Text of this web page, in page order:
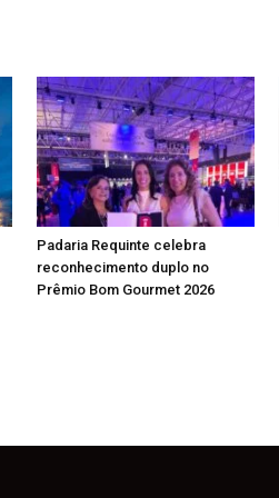
Padaria Requinte celebra
reconhecimento duplo no
Prêmio Bom Gourmet 2026